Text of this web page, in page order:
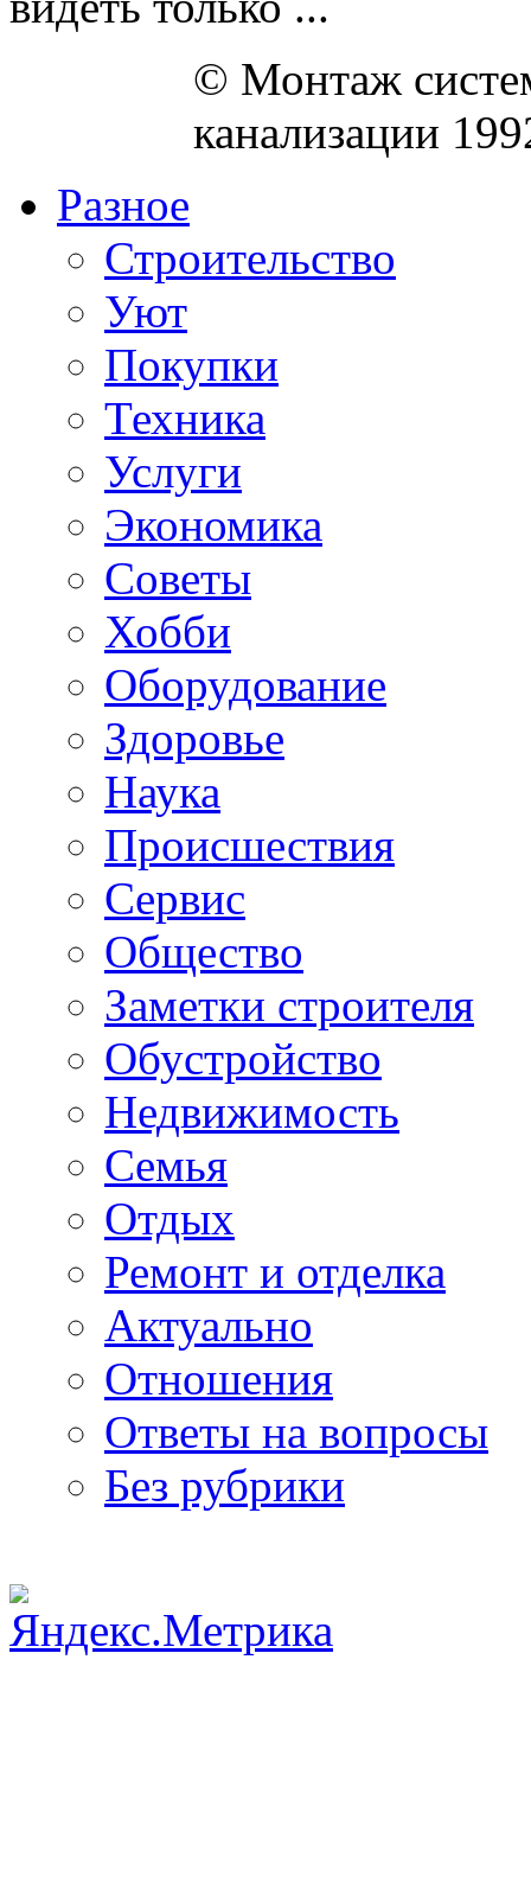
© Монтаж
канализации
Разное
Строительство
Уют
Покупки
Техника
Услуги
Экономика
Советы
Хобби
Oборудование
Здоровье
Наука
Происшествия
Сервис
Общество
Заметки строителя
Обустройство
Недвижимость
Семья
Отдых
Ремонт и отделка
Актуально
Отношения
Ответы на вопросы
Без рубрики